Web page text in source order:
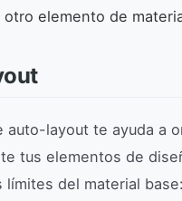
otro elemento de
auto-layout te ayuda a
tus elementos de
límites del material base: